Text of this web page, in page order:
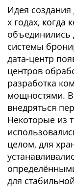
Идея создания
х годах, когда
объединились
системы
дата-центр
центров
разработка
мощностями. В
внедряться
Некоторые из
целом, для
для